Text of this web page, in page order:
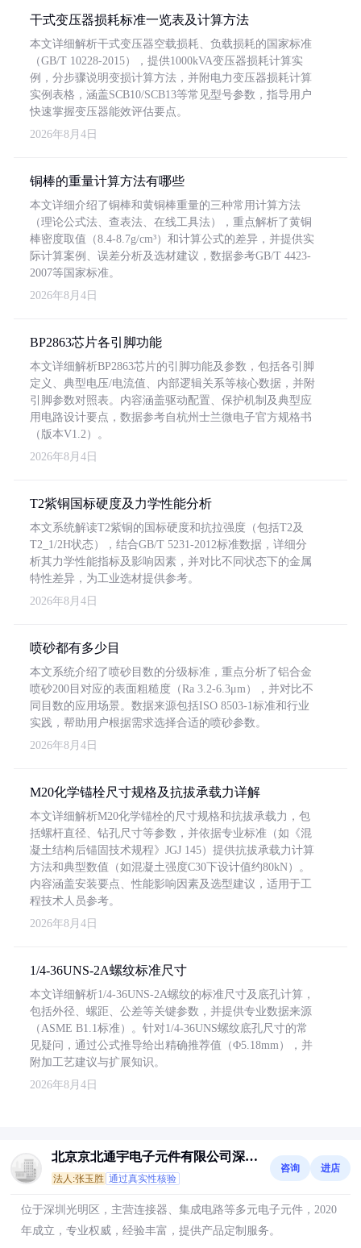
干式变压器损耗标准一览表及计算方法
本文详细解析干式变压器空载损耗、负载损耗的国家标准
（GB/T 10228-2015），提供1000kVA变压器损耗计算实
例，分步骤说明变损计算方法，并附电力变压器损耗计算
实例表格，涵盖SCB10/SCB13等常见型号参数，指导用户
快速掌握变压器能效评估要点。
2026年8月4日
铜棒的重量计算方法有哪些
本文详细介绍了铜棒和黄铜棒重量的三种常用计算方法
（理论公式法、查表法、在线工具法），重点解析了黄铜
棒密度取值（8.4-8.7g/cm³）和计算公式的差异，并提供实
际计算案例、误差分析及选材建议，数据参考GB/T 4423-
2007等国家标准。
2026年8月4日
BP2863芯片各引脚功能
本文详细解析BP2863芯片的引脚功能及参数，包括各引脚
定义、典型电压/电流值、内部逻辑关系等核心数据，并附
引脚参数对照表。内容涵盖驱动配置、保护机制及典型应
用电路设计要点，数据参考自杭州士兰微电子官方规格书
（版本V1.2）。
2026年8月4日
T2紫铜国标硬度及力学性能分析
本文系统解读T2紫铜的国标硬度和抗拉强度（包括T2及
T2_1/2H状态），结合GB/T 5231-2012标准数据，详细分
析其力学性能指标及影响因素，并对比不同状态下的金属
特性差异，为工业选材提供参考。
2026年8月4日
喷砂都有多少目
本文系统介绍了喷砂目数的分级标准，重点分析了铝合金
喷砂200目对应的表面粗糙度（Ra 3.2-6.3μm），并对比不
同目数的应用场景。数据来源包括ISO 8503-1标准和行业
实践，帮助用户根据需求选择合适的喷砂参数。
2026年8月4日
M20化学锚栓尺寸规格及抗拔承载力详解
本文详细解析M20化学锚栓的尺寸规格和抗拔承载力，包
括螺杆直径、钻孔尺寸等参数，并依据专业标准（如《混
凝土结构后锚固技术规程》JGJ 145）提供抗拔承载力计算
方法和典型数值（如混凝土强度C30下设计值约80kN）。
内容涵盖安装要点、性能影响因素及选型建议，适用于工
程技术人员参考。
2026年8月4日
1/4-36UNS-2A螺纹标准尺寸
本文详细解析1/4-36UNS-2A螺纹的标准尺寸及底孔计算，
包括外径、螺距、公差等关键参数，并提供专业数据来源
（ASME B1.1标准）。针对1/4-36UNS螺纹底孔尺寸的常
见疑问，通过公式推导给出精确推荐值（Φ5.18mm），并
附加工艺建议与扩展知识。
2026年8月4日
北京京北通宇电子元件有限公司深圳
分公司
法人:张玉胜 通过真实性核验
咨询 进店
位于深圳光明区，主营连接器、集成电路等多元电子元件，2020
年成立，专业权威，经验丰富，提供产品定制服务。